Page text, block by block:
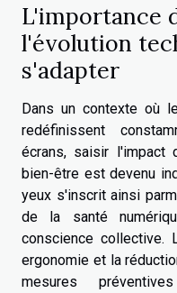
L'importance
l'évolution
s'adapter
Dans un contexte où
redéfinissent
écrans, saisir l'impact
bien-être est devenu
yeux s'inscrit ainsi
de la santé
conscience collective.
ergonomie et la
mesures